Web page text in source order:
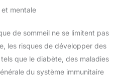
mentale
de sommeil ne se limitent pas
les risques de développer des
que le diabète, des maladies
du système immunitaire